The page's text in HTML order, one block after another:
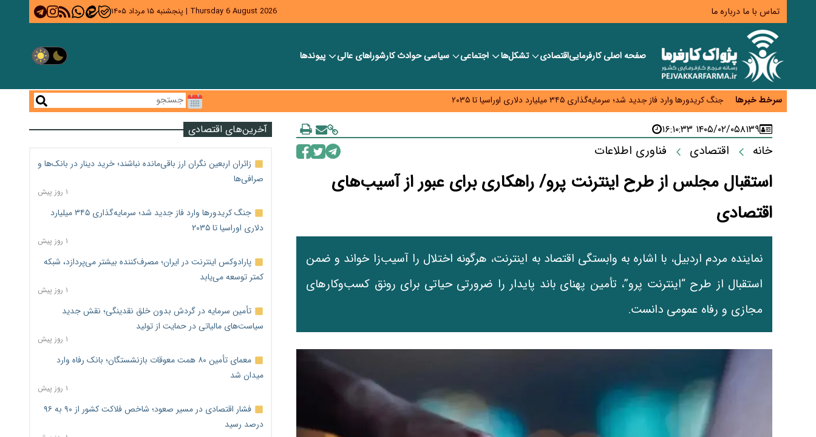
تماس با ما درباره ما Thursday 6 August 2026
| پنجشنبه ۱۵ مرداد ۱۴۰۵
صفحه اصلیکارفرماییاقتصادی تشکل‌ها اجتماعی سیاسیحوادث کارشورا‎های عالی پیوندها
سرخط خبرها
زائران اربعین نگران ارز باقی‌مانده نباشند؛ خرید دینار در بانک‌ها و صرافی‌ها
جنگ کریدورها وارد فاز جدید شد؛ سرمایه‌گذاری ۳۴۵ میلیارد دلاری اوراسیا تا ۲۰۳۵
پارادوکس اینترنت در ایران؛ مصرف‌کننده بیشتر می‌پردازد، شبکه کمتر توسعه می‌یابد
تأمین سرمایه در گردش بدون خلق نقدینگی؛ نقش جدید سیاست‌های مالیاتی در حمایت از تولید
معمای تأمین ۸۰ همت معوقات بازنشستگان؛ بانک رفاه وارد میدان شد
۸۱۳۹۱۴۰۵/۰۲/۰۵ ۱۶:۱۰:۳۳
خانه اقتصادی فناوری اطلاعات
استقبال مجلس از طرح اینترنت پرو/ راهکاری برای عبور از آسیب‌های
اقتصادی
نماینده مردم اردبیل، با اشاره به وابستگی اقتصاد به اینترنت، هرگونه اختلال را آسیب‌زا خواند و ضمن
استقبال از طرح “اینترنت پرو”، تأمین پهنای باند پایدار را ضرورتی حیاتی برای رونق کسب‌وکارهای
مجازی و رفاه عمومی دانست.
آخرین‌های اقتصادی
زائران اربعین نگران ارز باقی‌مانده نباشند؛ خرید دینار در بانک‌ها و
صرافی‌ها
۱ روز پیش
جنگ کریدورها وارد فاز جدید شد؛ سرمایه‌گذاری ۳۴۵ میلیارد
دلاری اوراسیا تا ۲۰۳۵
۱ روز پیش
پارادوکس اینترنت در ایران؛ مصرف‌کننده بیشتر می‌پردازد، شبکه
کمتر توسعه می‌یابد
۱ روز پیش
تأمین سرمایه در گردش بدون خلق نقدینگی؛ نقش جدید
سیاست‌های مالیاتی در حمایت از تولید
۱ روز پیش
معمای تأمین ۸۰ همت معوقات بازنشستگان؛ بانک رفاه وارد
میدان شد
۱ روز پیش
فشار اقتصادی در مسیر صعود؛ شاخص فلاکت کشور از ۹۰ به ۹۶
درصد رسید